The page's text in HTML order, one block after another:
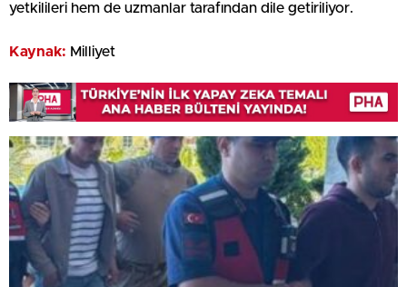
yetkilileri hem de uzmanlar tarafından dile getiriliyor.
Kaynak: Milliyet